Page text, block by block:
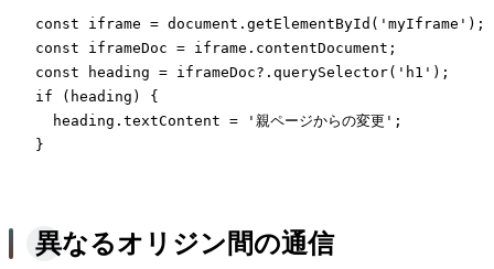
const iframe = document.getElementById('myIframe');
const iframeDoc = iframe.contentDocument;
const heading = iframeDoc?.querySelector('h1');
if (heading) {
  heading.textContent = '親ページからの変更';
}
異なるオリジン間の通信